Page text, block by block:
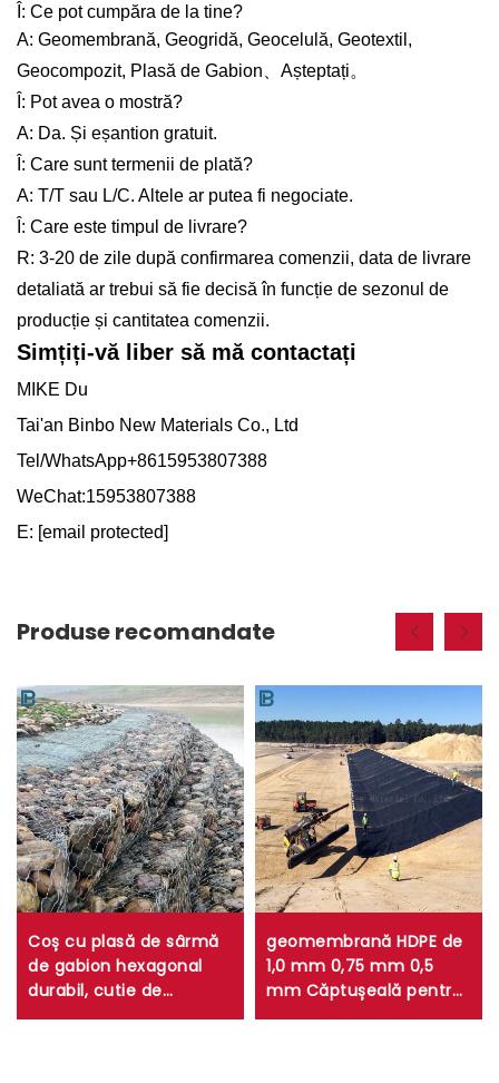
Î: Ce pot cumpăra de la tine?
A: Geomembrană, Geogridă, Geocelulă, Geotextil,
Geocompozit, Plasă de Gabion、Așteptați。
Î: Pot avea o mostră?
A: Da. Și eșantion gratuit.
Î: Care sunt termenii de plată?
A: T/T sau L/C. Altele ar putea fi negociate.
Î: Care este timpul de livrare?
R: 3-20 de zile după confirmarea comenzii, data de livrare
detaliată ar trebui să fie decisă în funcție de sezonul de
producție și cantitatea comenzii.
Simțiți-vă liber să mă contactați
MIKE Du
Tai'an Binbo New Materials Co., Ltd
Tel/WhatsApp+8615953807388
WeChat:15953807388
E: [email protected]
Produse recomandate
Coș cu plasă de sârmă
de gabion hexagonal
durabil, cutie de
gabioane cu plasă
geomembrană HDPE de
1,0 mm 0,75 mm 0,5
mm Căptușeală pentru
iaz de fermă de creveți